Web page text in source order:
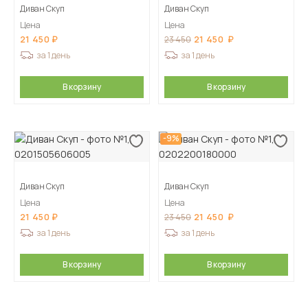
Диван Скуп
Цена
21 450
за 1 день
В корзину
Диван Скуп
Цена
23 450 21 450
за 1 день
В корзину
Диван Скуп
Цена
21 450
за 1 день
В корзину
-9%
Диван Скуп
Цена
23 450 21 450
за 1 день
В корзину